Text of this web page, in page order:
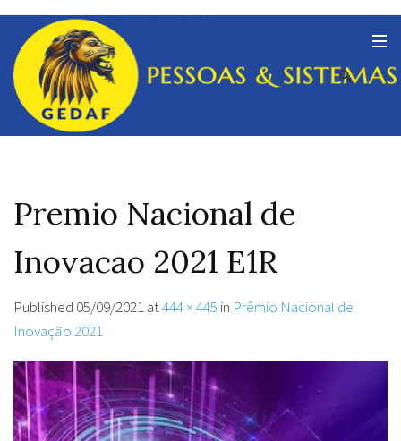
Premio Nacional de
Inovacao 2021 E1R
Published 05/09/2021at444 × 445 in Prêmio Nacional de
Inovação 2021